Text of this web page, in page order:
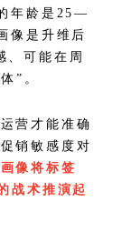
年龄是25—
像是升维后
可能在周
”。
营才能准确
销敏感度对
画像将标签
战术推演起